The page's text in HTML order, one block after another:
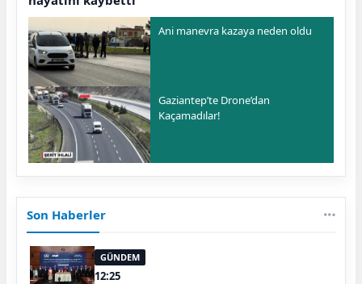
Ani manevra kazaya neden oldu
Gaziantep’te Drone’dan
Kaçamadılar!
Son Haberler
GÜNDEM
12:25